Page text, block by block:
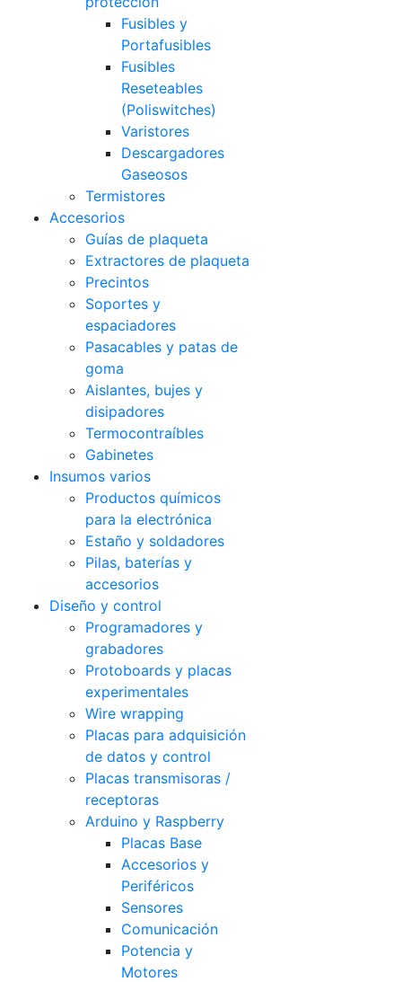
Fusibles y
Portafusibles
Fusibles
Reseteables
(Poliswitches)
Varistores
Descargadores
Gaseosos
Termistores
Accesorios
Guías de plaqueta
Extractores de plaqueta
Precintos
Soportes y
espaciadores
Pasacables y patas de
goma
Aislantes, bujes y
disipadores
Termocontraíbles
Gabinetes
Insumos varios
Productos químicos
para la electrónica
Estaño y soldadores
Pilas, baterías y
accesorios
Diseño y control
Programadores y
grabadores
Protoboards y placas
experimentales
Wire wrapping
Placas para adquisición
de datos y control
Placas transmisoras /
receptoras
Arduino y Raspberry
Placas Base
Accesorios y
Periféricos
Sensores
Comunicación
Potencia y
Motores